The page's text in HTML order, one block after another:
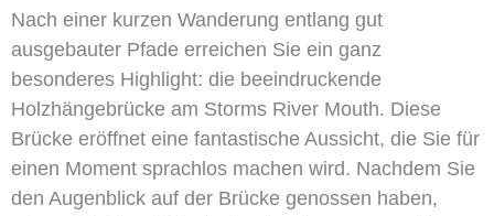
Nach einer kurzen Wanderung entlang gut
ausgebauter Pfade erreichen Sie ein ganz
besonderes Highlight: die beeindruckende
Holzhängebrücke am Storms River Mouth. Diese
Brücke eröffnet eine fantastische Aussicht, die Sie für
einen Moment sprachlos machen wird. Nachdem Sie
den Augenblick auf der Brücke genossen haben,